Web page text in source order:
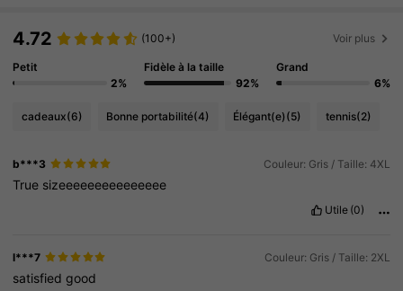
4.72 (100+) Voir plus
Petit
2%
Fidèle à la taille
92%
Grand
6%
cadeaux(6) Bonne portabilité(4) Élégant(e)(5) tennis(2)
b***3 Couleur: Gris / Taille: 4XL
True sizeeeeeeeeeeeeeee
Utile (0)
l***7 Couleur: Gris / Taille: 2XL
satisfiedgood